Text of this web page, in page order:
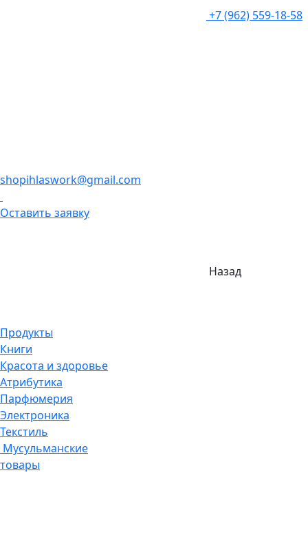
+7 (962) 559-18-58
shopihlaswork@gmail.com
Оставить заявку
Назад
Продукты
Книги
Красота и здоровье
Атрибутика
Парфюмерия
Электроника
Текстиль
Мусульманские
товары